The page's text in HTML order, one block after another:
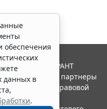
обеспечения
данных в
.
Система ГАРАНТ
"Гарант" и ее партнеры
ассоциации правовой